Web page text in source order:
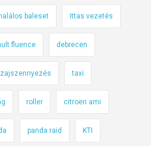
halálos baleset ittas vezetés
fluence debrecen
zajszennyezés taxi
roller citroen ami
panda raid KTI